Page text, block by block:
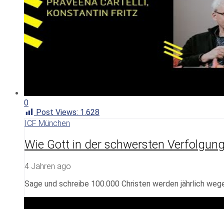
0
Post Views: 1.628
ICF München
Wie Gott in der schwersten
4 Jahren ago
Sage und schreibe 100.000 Christen werden jährlich